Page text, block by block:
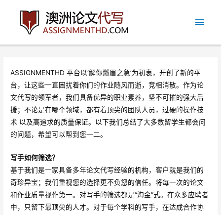
主
菜
ASSIGNMENTHD 平台以‘解你燃眉之急’为初衷，开创了新的平
台，让这些一直困扰着你们的作业随风而逝，竞相消散。作为论
文代写的领军者，我们具备优异的职业素养，坚不可摧的强大后
援；不论是在哪个领域，都有着顶尖的团队人员，过硬的操作技
术 以及高追求的质量保证。以下我们总结了大多数留学生都会问
的问题，希望可以帮到您一二。
写手如何筛选？
基于我们是一家具备多年论文代写经验的机构，客户就是我们的
奇珍异宝；我们重视您的选择更不负您的信任。将每一次的论文
和作业质量视作第一。对写手的筛选都是“淘金”式。在众多应聘者
中，只留下最顶尖的人才。对于每个学科的写手，在达成合作协